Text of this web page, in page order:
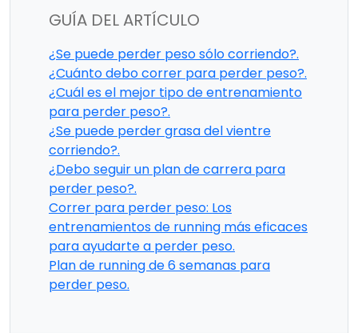
GUÍA DEL ARTÍCULO
¿Se puede perder peso sólo corriendo?.
¿Cuánto debo correr para perder peso?.
¿Cuál es el mejor tipo de entrenamiento
para perder peso?.
¿Se puede perder grasa del vientre
corriendo?.
¿Debo seguir un plan de carrera para
perder peso?.
Correr para perder peso: Los
entrenamientos de running más eficaces
para ayudarte a perder peso.
Plan de running de 6 semanas para
perder peso.